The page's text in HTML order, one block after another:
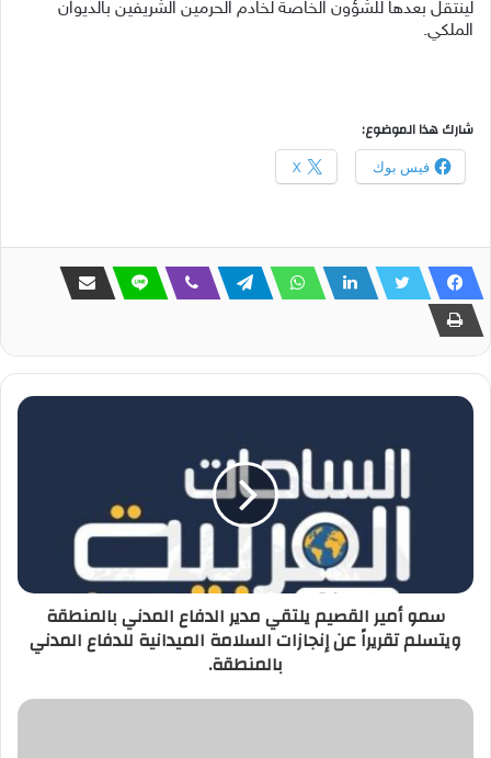
لينتقل بعدها للشؤون الخاصة لخادم الحرمين الشريفين بالديوان
الملكي.
شارك هذا الموضوع:
فيس بوك X
سمو أمير القصيم يلتقي مدير الدفاع المدني بالمنطقة
ويتسلم تقريراً عن إنجازات السلامة الميدانية للدفاع المدني
بالمنطقة.